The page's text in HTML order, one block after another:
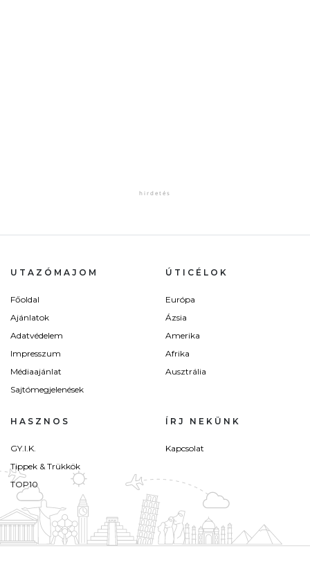
UTAZÓMAJOM
Főoldal
Ajánlatok
Adatvédelem
Impresszum
Médiaajánlat
Sajtómegjelenések
ÚTICÉLOK
Európa
Ázsia
Amerika
Afrika
Ausztrália
HASZNOS
GY.I.K.
Tippek & Trükkök
TOP10
ÍRJ NEKÜNK
Kapcsolat